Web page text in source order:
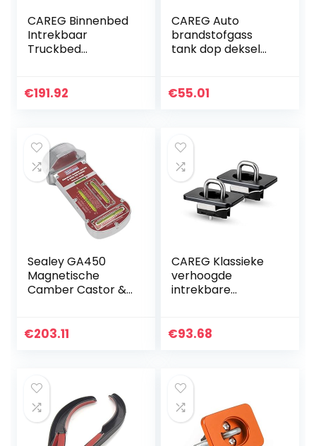
CAREG Binnenbed
Intrekbaar
Truckbed
Compatibel met
€191.92
CAREG Auto
brandstofgass
tank dop deksel
2018-2021
€55.01
Sealey GA450
Magnetische
Camber Castor &
€203.11
CAREG Klassieke
verhoogde
intrekbare
compatibel met
€93.68